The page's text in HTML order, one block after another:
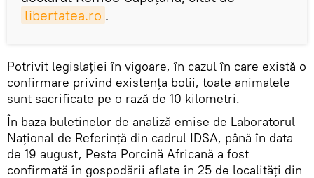
libertatea.ro .
Potrivit legislației în vigoare, în cazul în care există o
confirmare privind existența bolii, toate animalele
sunt sacrificate pe o rază de 10 kilometri.
În baza buletinelor de analiză emise de Laboratorul
Naţional de Referinţă din cadrul IDSA, până în data
de 19 august, Pesta Porcină Africană a fost
confirmată în gospodării aflate în 25 de localităţi din